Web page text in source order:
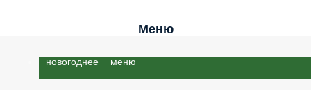
Меню
новогоднее меню